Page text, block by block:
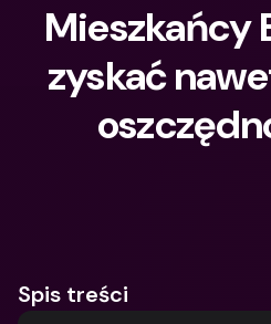
Mieszkańcy
zyskać
Spis treści